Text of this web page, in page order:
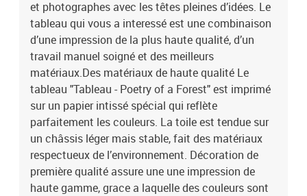
touche à vos intérieurs, et la large gamme de motifs satisfera
chaque goût. Notre offre comprend entre autres des natures
mortes, des paysages, des tableaux modernes pour le salon, des
tableaux abstraits, des reproductions de tableaux d’artistes
connus, des cartes du monde, des tableaux déco industrielle et
beaucoup d’autres.Le tableau est une décoration qui attire les
regards, indépendamment de la pièce dans laquelle il se trouve.
Parmi nos propositions, vous trouverez de grands tableaux pour le
salon, des tableaux majestueux pour les bureaux, des tableaux
apaisants pour les chambres à coucher, des tableaux qui
personnalisent l’intérieur et qui créent une ambiance unique, des
tableaux joyeux pour les chambres d’enfant, etc. Le tableau peut
également décorer les murs dans des endroits moins évidents
et photographes avec les têtes pleines d’idées. Le
tableau qui vous a interessé est une combinaison
d’une impression de la plus haute qualité, d’un
travail manuel soigné et des meilleurs
matériaux.Des matériaux de haute qualité Le
tableau "Tableau - Poetry of a Forest" est imprimé
sur un papier intissé spécial qui reflète
parfaitement les couleurs. La toile est tendue sur
un châssis léger mais stable, fait des matériaux
respectueux de l’environnement. Décoration de
première qualité assure une une impression de
haute gamme, grace a laquelle des couleurs sont